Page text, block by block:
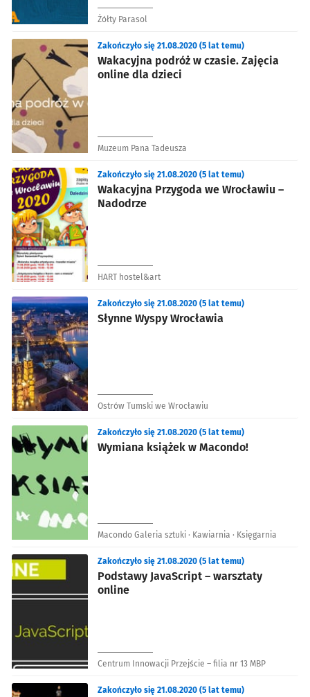
Żółty Parasol
Wakacyjna podróż w czasie. Zajęcia
online dla dzieci
Zakończyło się 21.08.2020 (5 lat temu)
Muzeum Pana Tadeusza
Wakacyjna Przygoda we Wrocławiu –
Nadodrze
Zakończyło się 21.08.2020 (5 lat temu)
HART hostel&art
Słynne Wyspy Wrocławia
Zakończyło się 21.08.2020 (5 lat temu)
Ostrów Tumski we Wrocławiu
Wymiana książek w Macondo!
Zakończyło się 21.08.2020 (5 lat temu)
Macondo Galeria sztuki · Kawiarnia · Księgarnia
Podstawy JavaScript – warsztaty
online
Zakończyło się 21.08.2020 (5 lat temu)
Centrum Innowacji Przejście – filia nr 13 MBP
Zakończyło się 21.08.2020 (5 lat temu)